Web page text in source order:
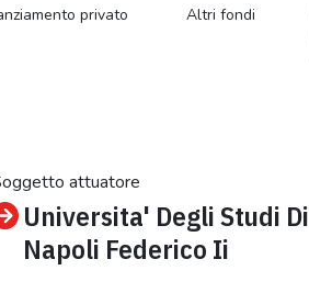
privato Altri fondi
attuatore
Universita' Degli Studi Di
Napoli Federico Ii